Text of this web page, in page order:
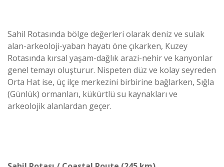
Sahil Rotasında bölge değerleri olarak deniz ve sulak
alan-arkeoloji-yaban hayatı öne çıkarken, Kuzey
Rotasında kırsal yaşam-dağlık arazi-nehir ve kanyonlar
genel temayı oluşturur. Nispeten düz ve kolay seyreden
Orta Hat ise, üç ilçe merkezini birbirine bağlarken, Sığla
(Günlük) ormanları, kükürtlü su kaynakları ve
arkeolojik alanlardan geçer.